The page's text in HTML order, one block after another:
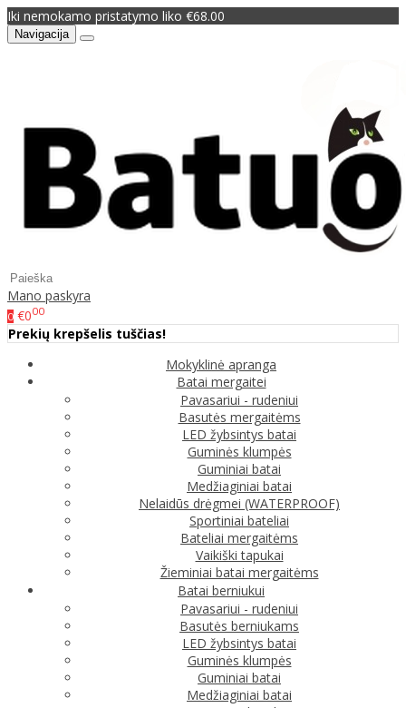
Iki nemokamo pristatymo liko €68.00
Navigacija
Mano paskyra
0 €000
Prekių krepšelis tuščias!
Mokyklinė apranga
Batai mergaitei
Pavasariui - rudeniui
Basutės mergaitėms
LED žybsintys batai
Guminės klumpės
Guminiai batai
Medžiaginiai batai
Nelaidūs drėgmei (WATERPROOF)
Sportiniai bateliai
Bateliai mergaitėms
Vaikiški tapukai
Žieminiai batai mergaitėms
Batai berniukui
Pavasariui - rudeniui
Basutės berniukams
LED žybsintys batai
Guminės klumpės
Guminiai batai
Medžiaginiai batai